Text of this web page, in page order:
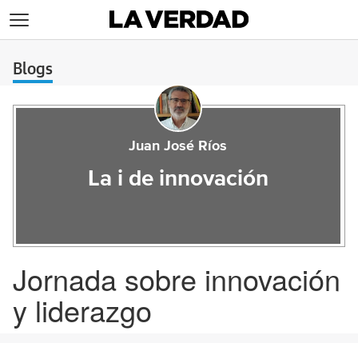
Blogs
Juan José Ríos
La i de innovación
Jornada sobre innovación
y liderazgo